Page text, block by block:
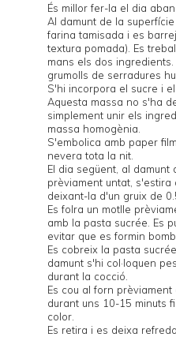
És millor fer-la el dia
Al damunt de la
farina tamisada i es
textura pomada). Es
mans els dos
grumolls de serradures
S'hi incorpora el sucre i
Aquesta massa no s'ha
simplement unir els
massa homogènia.
S'embolica amb paper
nevera tota la nit.
El dia següent, al damunt
prèviament untat, s'estira
deixant-la d'un gruix de
Es folra un motlle
amb la pasta sucrée. Es
evitar que es formin
Es cobreix la pasta
damunt s'hi col·loquen
durant la cocció.
Es cou al forn prèviament
durant uns 10-15 minuts
color.
Es retira i es deixa